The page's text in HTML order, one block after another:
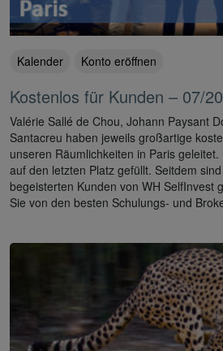
Kalender Konto eröffnen
Kostenlos für Kunden – 07/
Valérie Sallé de Chou, Johann Paysant
Santacreu haben jeweils großartige
unseren Räumlichkeiten in Paris
auf den letzten Platz gefüllt. Seitdem
begeisterten Kunden von WH SelfInvest
Sie von den besten Schulungs- und